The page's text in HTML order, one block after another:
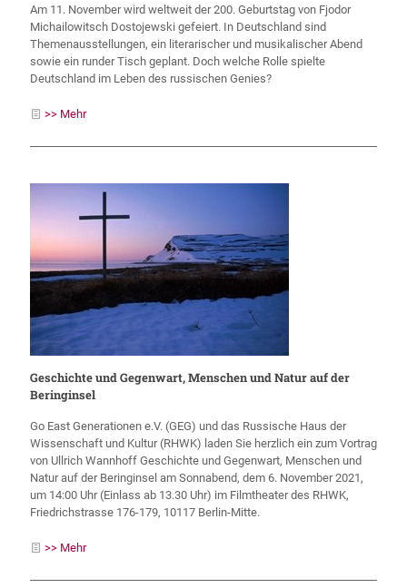
Am 11. November wird weltweit der 200. Geburtstag von Fjodor
Michailowitsch Dostojewski gefeiert. In Deutschland sind
Themenausstellungen, ein literarischer und musikalischer Abend
sowie ein runder Tisch geplant. Doch welche Rolle spielte
Deutschland im Leben des russischen Genies?
>> Mehr
Geschichte und Gegenwart, Menschen und Natur auf der
Beringinsel
Go East Generationen e.V. (GEG) und das Russische Haus der
Wissenschaft und Kultur (RHWK) laden Sie herzlich ein zum Vortrag
von Ullrich Wannhoff Geschichte und Gegenwart, Menschen und
Natur auf der Beringinsel am Sonnabend, dem 6. November 2021,
um 14:00 Uhr (Einlass ab 13.30 Uhr) im Filmtheater des RHWK,
Friedrichstrasse 176-179, 10117 Berlin-Mitte.
>> Mehr